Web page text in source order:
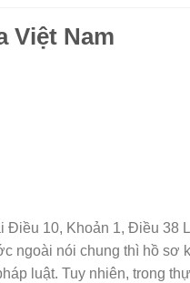
Việt Nam
10, Khoản 1, Điều 38
ngoài nói chung thì hồ sơ
luật. Tuy nhiên, trong